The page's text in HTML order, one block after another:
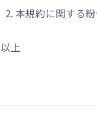
本規約に関する
以上